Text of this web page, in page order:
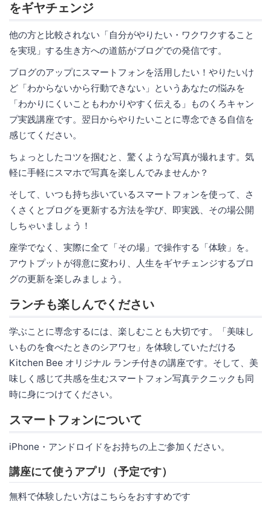
をギヤチェンジ
他の方と比較されない「自分がやりたい・ワクワクすること
を実現」する生き方への道筋がブログでの発信です。
ブログのアップにスマートフォンを活用したい！やりたいけ
ど「わからないから行動できない」というあなたの悩みを
「わかりにくいこともわかりやすく伝える」ものくろキャン
プ実践講座です。翌日からやりたいことに専念できる自信を
感じてください。
ちょっとしたコツを掴むと、驚くような写真が撮れます。気
軽に手軽にスマホで写真を楽しんでみませんか？
そして、いつも持ち歩いているスマートフォンを使って、さ
くさくとブログを更新する方法を学び、即実践、その場公開
しちゃいましょう！
座学でなく、実際に全て「その場」で操作する「体験」を。
アウトプットが得意に変わり、人生をギヤチェンジするブロ
グの更新を楽しみましょう。
ランチも楽しんでください
学ぶことに専念するには、楽しむことも大切です。「美味し
いものを食べたときのシアワセ」を体験していただける
Kitchen Bee オリジナル ランチ付きの講座です。そして、美
味しく感じて共感を生むスマートフォン写真テクニックも同
時に身につけてください。
スマートフォンについて
iPhone・アンドロイドをお持ちの上ご参加ください。
講座にて使うアプリ（予定です）
無料で体験したい方はこちらをおすすめです